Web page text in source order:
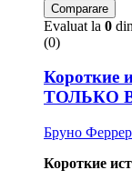
Comparare
Evaluat la 0
(0)
Короткие
ТОЛЬКО
Бруно
Короткие